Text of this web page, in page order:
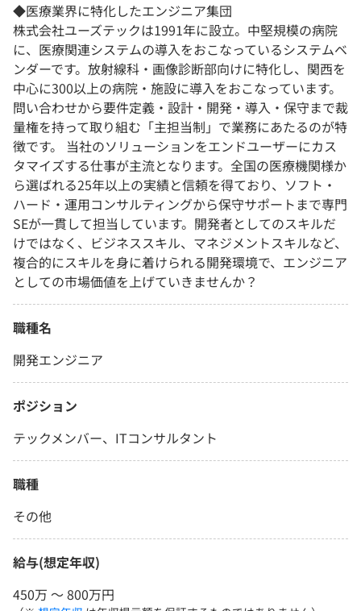
◆医療業界に特化したエンジニア集団
株式会社ユーズテックは1991年に設立。中堅規模の病院
に、医療関連システムの導入をおこなっているシステムベ
ンダーです。放射線科・画像診断部向けに特化し、関西を
中心に300以上の病院・施設に導入をおこなっています。
問い合わせから要件定義・設計・開発・導入・保守まで裁
量権を持って取り組む「主担当制」で業務にあたるのが特
徴です。 当社のソリューションをエンドユーザーにカス
タマイズする仕事が主流となります。全国の医療機関様か
ら選ばれる25年以上の実績と信頼を得ており、ソフト・
ハード・運用コンサルティングから保守サポートまで専門
SEが一貫して担当しています。開発者としてのスキルだ
けではなく、ビジネススキル、マネジメントスキルなど、
複合的にスキルを身に着けられる開発環境で、エンジニア
としての市場価値を上げていきませんか？
職種名
開発エンジニア
ポジション
テックメンバー、ITコンサルタント
職種
その他
給与(想定年収)
450万 〜 800万円